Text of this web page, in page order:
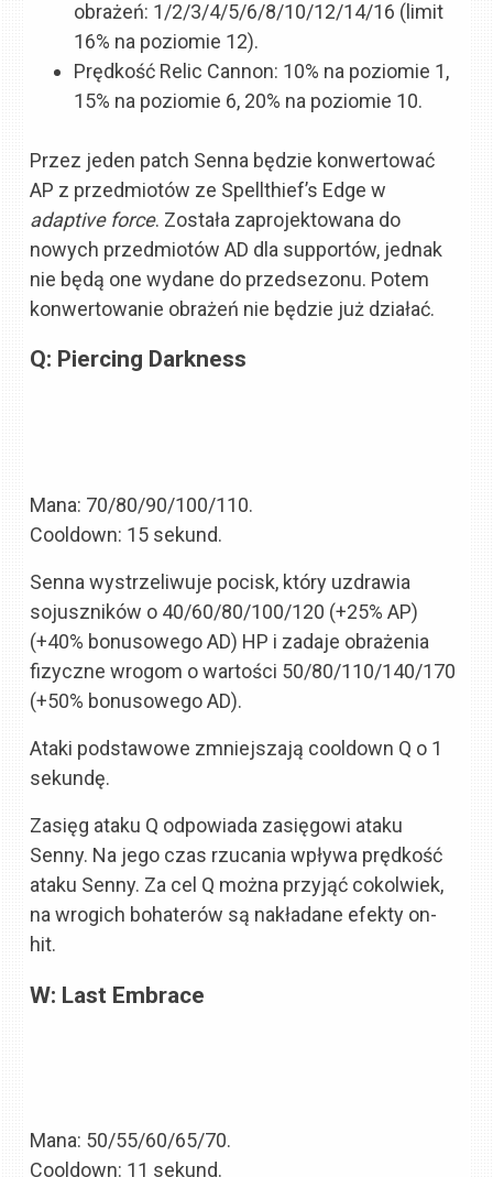
obrażeń: 1/2/3/4/5/6/8/10/12/14/16 (limit
16% na poziomie 12).
Prędkość Relic Cannon: 10% na poziomie 1,
15% na poziomie 6, 20% na poziomie 10.
Przez jeden patch Senna będzie konwertować
AP z przedmiotów ze Spellthief’s Edge w
adaptive force. Została zaprojektowana do
nowych przedmiotów AD dla supportów, jednak
nie będą one wydane do przedsezonu. Potem
konwertowanie obrażeń nie będzie już działać.
Q: Piercing Darkness
Mana: 70/80/90/100/110.
Cooldown: 15 sekund.
Senna wystrzeliwuje pocisk, który uzdrawia
sojuszników o 40/60/80/100/120 (+25% AP)
(+40% bonusowego AD) HP i zadaje obrażenia
fizyczne wrogom o wartości 50/80/110/140/170
(+50% bonusowego AD).
Ataki podstawowe zmniejszają cooldown Q o 1
sekundę.
Zasięg ataku Q odpowiada zasięgowi ataku
Senny. Na jego czas rzucania wpływa prędkość
ataku Senny. Za cel Q można przyjąć cokolwiek,
na wrogich bohaterów są nakładane efekty on-
hit.
W: Last Embrace
Mana: 50/55/60/65/70.
Cooldown: 11 sekund.